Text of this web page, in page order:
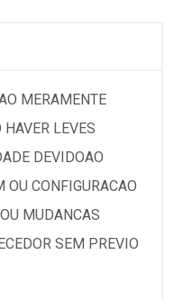
MERAMENTE
LEVES
DEVIDOAO
OU CONFIGURACAO
MUDANCAS
SEM PREVIO